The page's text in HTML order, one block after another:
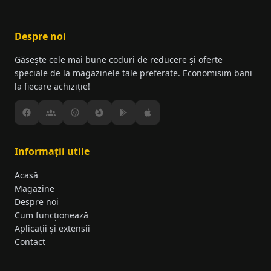
Despre noi
Găsește cele mai bune coduri de reducere și oferte
speciale de la magazinele tale preferate. Economisim bani
la fiecare achiziție!
Informații utile
Acasă
Magazine
Despre noi
Cum funcționează
Aplicații și extensii
Contact